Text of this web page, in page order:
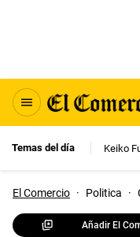
Temas del día Keiko
El Comercio · Politica ·
Añadir El